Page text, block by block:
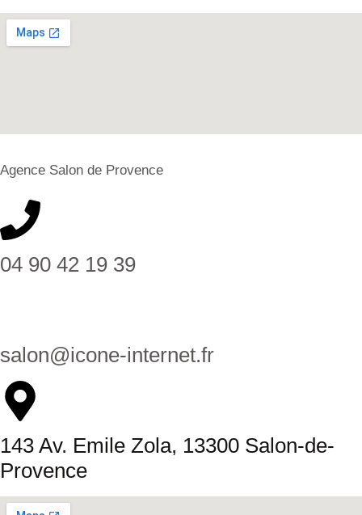
Agence Salon de Provence
04 90 42 19 39
salon@icone-internet.fr
143 Av. Emile Zola, 13300 Salon-de-
Provence